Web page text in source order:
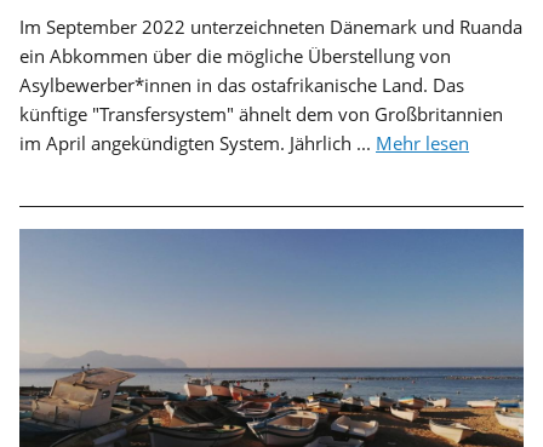
Im September 2022 unterzeichneten Dänemark und Ruanda
ein Abkommen über die mögliche Überstellung von
Asylbewerber*innen in das ostafrikanische Land. Das
künftige "Transfersystem" ähnelt dem von Großbritannien
im April angekündigten System. Jährlich ... Mehr lesen